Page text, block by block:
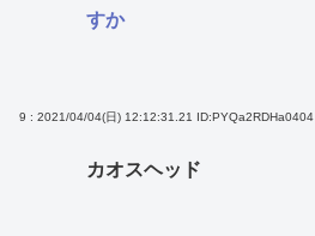
すか
9 : 2021/04/04(日) 12:12:31.21 ID:PYQa2RDHa0404
カオスヘッド